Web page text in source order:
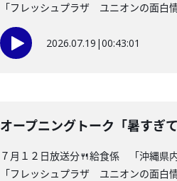
「フレッシュプラザ ユニオンの面白
2026.07.19 |00:43:01
オープニングトーク「暑すぎ
７月１２日放送分🍴給食係 「沖縄県
「フレッシュプラザ ユニオンの面白